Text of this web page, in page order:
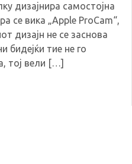
дизајнира самостојна
се вика „Apple ProCam“,
дизајн не се заснова
бидејќи тие не го
тој вели […]